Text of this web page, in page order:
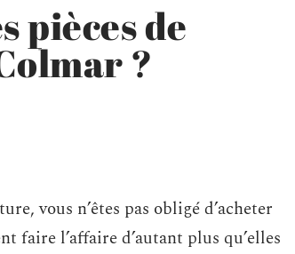
pièces de
?
vous n’êtes pas obligé d’acheter
faire l’affaire d’autant plus qu’elles